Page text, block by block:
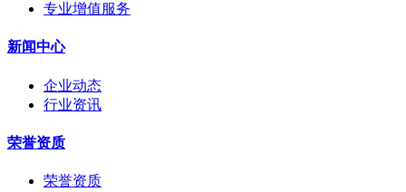
专业增值服务
新闻中心
企业动态
行业资讯
荣誉资质
荣誉资质